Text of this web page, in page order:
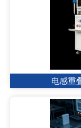
电感重